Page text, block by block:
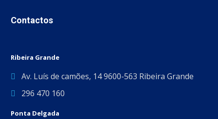
Contactos
Ribeira Grande
Av. Luís de camões, 14 9600-563 Ribeira Grande
296 470 160
Ponta Delgada